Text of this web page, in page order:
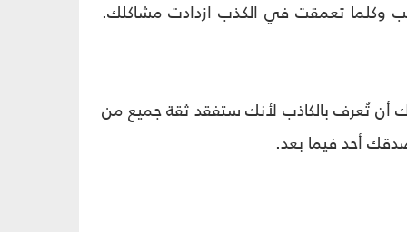
وكلما تعمقت في الكذب ازدادت مشاكلك.
تُعرف بالكاذب لأنك ستفقد ثقة جميع من
أحد فيما بعد.